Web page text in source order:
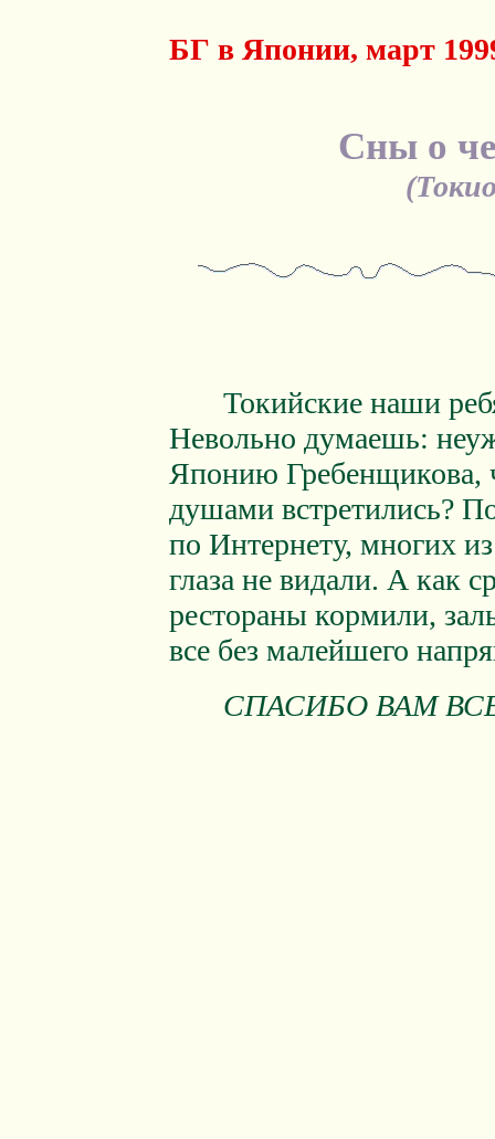
БГ в Японии, март
Сны о
Токийские наши
Невольно думаешь:
Японию Гребенщикова,
душами встретились?
по Интернету, многих
глаза не видали. А как
рестораны кормили,
все без малейшего
СПАСИБО ВАМ